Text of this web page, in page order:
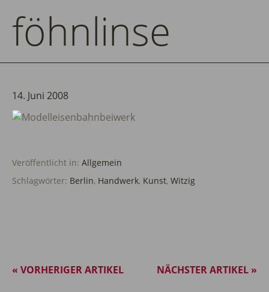
föhnlinse
14. Juni 2008
Veröffentlicht in: Allgemein
Schlagwörter: Berlin, Handwerk, Kunst, Witzig
NÄCHSTER ARTIKEL »
« VORHERIGER ARTIKEL